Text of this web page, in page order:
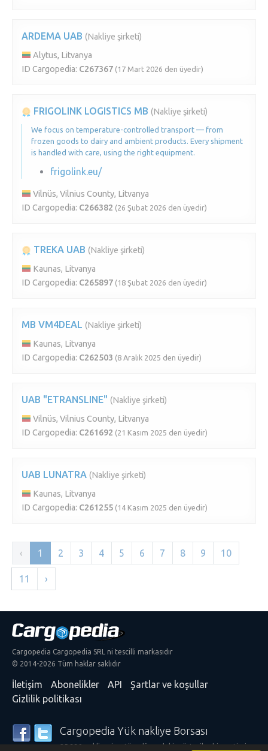
ARDEMA UAB (Nakliye şirketi)
Alytus, Litvanya
ID Cargopedia: C267367 (17 Mart 2026 den üyedir)
FRIGOLINK LOGISTICS MB (Nakliye şirketi)
We focus on temperature-controlled transport — from
frozen goods to dairy and ambient products. Every shipment
is handled with care, using the right equipment.
frigolink.eu/
Vilnüs, Vilnius County, Litvanya
ID Cargopedia: C266382 (26 Şubat 2026 den üyedir)
TREKA UAB (Nakliye şirketi)
Kaunas, Litvanya
ID Cargopedia: C265897 (18 Şubat 2026 den üyedir)
MB VM4DEAL (Nakliye şirketi)
Kaunas, Litvanya
ID Cargopedia: C262503 (8 Aralık 2025 den üyedir)
UAB "ETRANSLINE" (Nakliye şirketi)
Vilnüs, Vilnius County, Litvanya
ID Cargopedia: C261692 (21 Kasım 2025 den üyedir)
UAB LUNATRA (Nakliye şirketi)
Kaunas, Litvanya
ID Cargopedia: C261255 (14 Kasım 2025 den üyedir)
‹ 1 2 3 4 5 6 7 8 9 10
11 ›
Cargopedia Cargopedia SRL ni tescilli markasıdır
© 2014-2026 Tüm haklar saklıdır
İletişim Abonelikler API
Şartlar ve koşullar
Gizlilik politikası
Cargopedia Yük nakliye Borsası
25.339 nakliyeci ve tüm dünyadaki müşteriler hizmetimize